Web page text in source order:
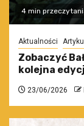
4 min
Aktualności
Zobaczyć
kolejna
23/06/2026